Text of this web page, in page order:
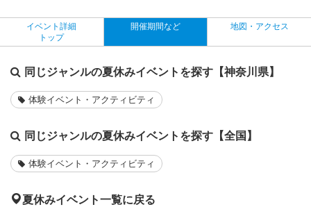
イベント詳細
トップ
開催期間など 地図・アクセス
同じジャンルの夏休みイベントを探す【神奈川県】
体験イベント・アクティビティ
同じジャンルの夏休みイベントを探す【全国】
体験イベント・アクティビティ
夏休みイベント一覧に戻る